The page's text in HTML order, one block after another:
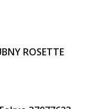
ROSETTE